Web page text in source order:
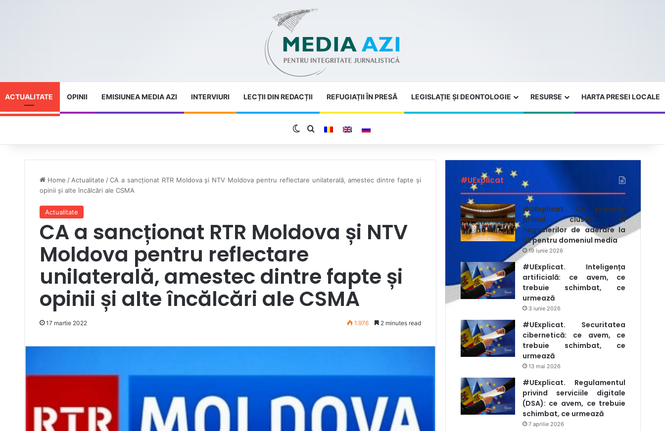
ACTUALITATE OPINII EMISIUNEA MEDIA AZI INTERVIURI LECȚII DIN REDACȚII REFUGIAȚII ÎN PRESĂ LEGISLAȚIE ȘI DEONTOLOGIE RESURSE HARTA PRESEI LOCALE
Switch skin
Search for
Home / Actualitate / CA a sancționat RTR Moldova și NTV Moldova pentru reflectare unilaterală, amestec dintre fapte și
opinii și alte încălcări ale CSMA
Actualitate
CA a sancționat RTR Moldova și NTV
Moldova pentru reflectare
unilaterală, amestec dintre fapte și
opinii și alte încălcări ale CSMA
17 martie 2022 1.976 2 minutes read
#UExplicat
#UExplicat. Ce prevede
primul cluster al
negocierilor de aderare la
UE pentru domeniul media
19 iunie 2026
#UExplicat. Inteligența
artificială: ce avem, ce
trebuie schimbat, ce
urmează
3 iunie 2026
#UExplicat. Securitatea
cibernetică: ce avem, ce
trebuie schimbat, ce
urmează
13 mai 2026
#UExplicat. Regulamentul
privind serviciile digitale
(DSA): ce avem, ce trebuie
schimbat, ce urmează
7 aprilie 2026